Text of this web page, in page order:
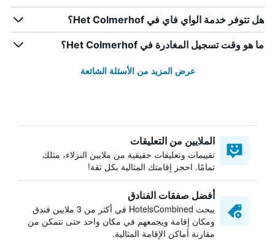
هل تتوفر خدمة الواي فاي في Het Colmerhof؟
ما هو وقت تسجيل المغادرة في Het Colmerhof؟
عرض المزيد من الأسئلة الشائعة
الملايين من التعليقات
تقييمات وتعليقات حقيقية من ملايين النزلاء، مثلك
تمامًا. احجز إقامتك المثالية بكل ثقة!
أفضل صفقات الفنادق
يبحث HotelsCombined في أكثر من 3 ملايين فندق
ومكان إقامة ويجمعهم في مكان واحد حتى تتمكن من
مقارنة أماكن الإقامة المثالية.